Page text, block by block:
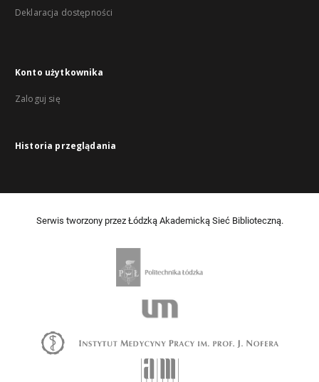
Deklaracja dostępności
Konto użytkownika
Zaloguj się
Historia przeglądania
Serwis tworzony przez Łódzką Akademicką Sieć Biblioteczną.